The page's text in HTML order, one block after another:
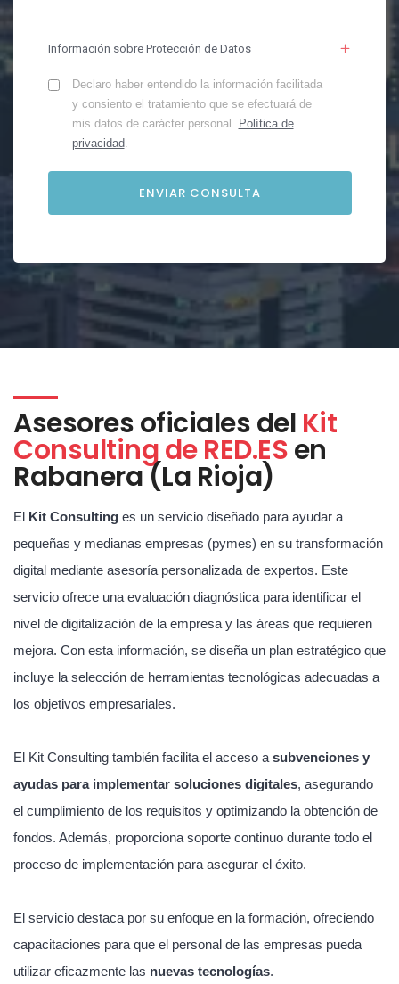
Información sobre Protección de Datos
Declaro haber entendido la información facilitada
y consiento el tratamiento que se efectuará de
mis datos de carácter personal. Política de
privacidad.
Asesores oficiales del Kit
Consulting de RED.ESen
Rabanera (La Rioja)
El Kit Consulting es un servicio diseñado para ayudar a
pequeñas y medianas empresas (pymes) en su transformación
digital mediante asesoría personalizada de expertos. Este
servicio ofrece una evaluación diagnóstica para identificar el
nivel de digitalización de la empresa y las áreas que requieren
mejora. Con esta información, se diseña un plan estratégico que
incluye la selección de herramientas tecnológicas adecuadas a
los objetivos empresariales.
El Kit Consulting también facilita el acceso a subvenciones y
ayudas para implementar soluciones digitales, asegurando
el cumplimiento de los requisitos y optimizando la obtención de
fondos. Además, proporciona soporte continuo durante todo el
proceso de implementación para asegurar el éxito.
El servicio destaca por su enfoque en la formación, ofreciendo
capacitaciones para que el personal de las empresas pueda
utilizar eficazmente las nuevas tecnologías.